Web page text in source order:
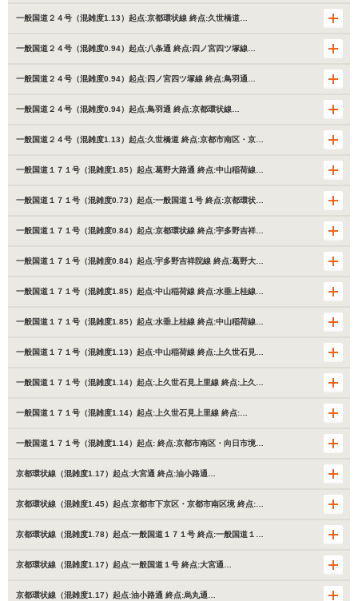
一般国道２４号（混雑度1.13）起点:京都環状線 終点:久世橋道…
一般国道２４号（混雑度0.94）起点:八条通 終点:四ノ宮四ツ塚線…
一般国道２４号（混雑度0.94）起点:四ノ宮四ツ塚線 終点:鳥羽通…
一般国道２４号（混雑度0.94）起点:鳥羽通 終点:京都環状線…
一般国道２４号（混雑度1.13）起点:久世橋道 終点:京都市南区・京…
一般国道１７１号（混雑度1.85）起点:葛野大路通 終点:中山稲荷線…
一般国道１７１号（混雑度0.73）起点:一般国道１号 終点:京都環状…
一般国道１７１号（混雑度0.84）起点:京都環状線 終点:宇多野吉祥…
一般国道１７１号（混雑度0.84）起点:宇多野吉祥院線 終点:葛野大…
一般国道１７１号（混雑度1.85）起点:中山稲荷線 終点:水垂上桂線…
一般国道１７１号（混雑度1.85）起点:水垂上桂線 終点:中山稲荷線…
一般国道１７１号（混雑度1.13）起点:中山稲荷線 終点:上久世石見…
一般国道１７１号（混雑度1.14）起点:上久世石見上里線 終点:上久…
一般国道１７１号（混雑度1.14）起点:上久世石見上里線 終点:…
一般国道１７１号（混雑度1.14）起点: 終点:京都市南区・向日市境…
京都環状線（混雑度1.17）起点:大宮通 終点:油小路通…
京都環状線（混雑度1.45）起点:京都市下京区・京都市南区境 終点:…
京都環状線（混雑度1.78）起点:一般国道１７１号 終点:一般国道１…
京都環状線（混雑度1.17）起点:一般国道１号 終点:大宮通…
京都環状線（混雑度1.17）起点:油小路通 終点:烏丸通…